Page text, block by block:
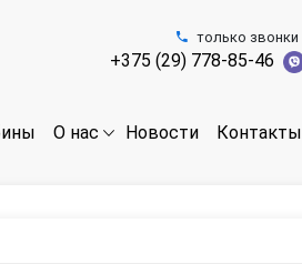
только звонки
+375 (29) 778-85-46
О нас Новости Контакты